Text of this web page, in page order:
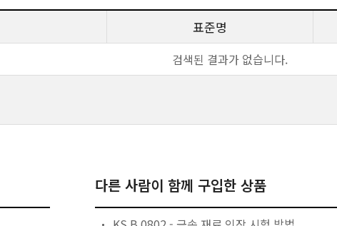
표준명
검색된 결과가 없습니다.
다른 사람이 함께 구입한 상품